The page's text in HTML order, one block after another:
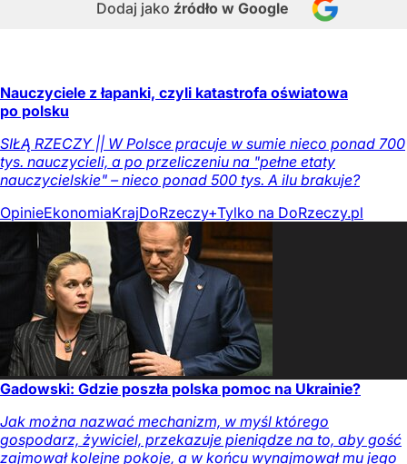
Dodaj jako źródło w Google
Nauczyciele z łapanki, czyli katastrofa oświatowa
po polsku
SIŁĄ RZECZY || W Polsce pracuje w sumie nieco ponad 700
tys. nauczycieli, a po przeliczeniu na "pełne etaty
nauczycielskie" – nieco ponad 500 tys. A ilu brakuje?
OpinieEkonomiaKrajDoRzeczy+Tylko na DoRzeczy.pl
Gadowski: Gdzie poszła polska pomoc na Ukrainie?
Jak można nazwać mechanizm, w myśl którego
gospodarz, żywiciel, przekazuje pieniądze na to, aby gość
zajmował kolejne pokoje, a w końcu wynajmował mu jego